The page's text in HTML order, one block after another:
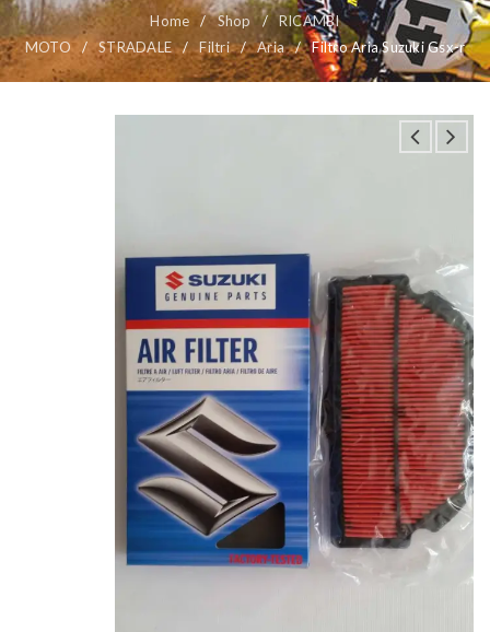
Home / Shop /
RICAMBI
MOTO
/ STRADALE / Filtri / Aria / Filtro Aria Suzuki Gsx-r